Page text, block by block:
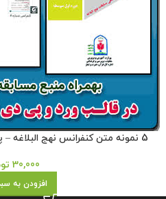
5 نمونه متن کنفرانس نهج البلاغه – پایه هفتم ( مرحله شهرستانی )
30,000
افزودن به